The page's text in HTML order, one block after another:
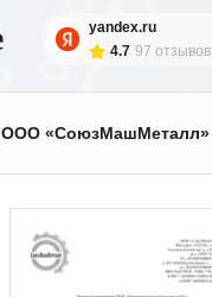
yandex.ru
4.7 97 отзывов
ООО «СоюзМашМеталл»